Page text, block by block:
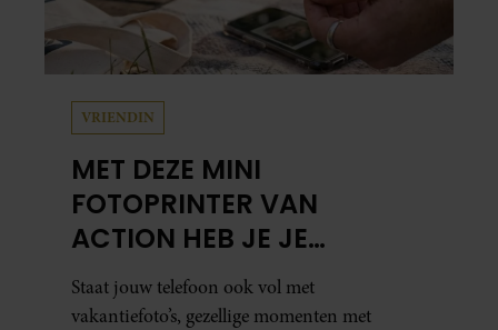
VRIENDIN
MET DEZE MINI
FOTOPRINTER VAN
ACTION HEB JE JE
FAVORIETE FOTO’S BINNEN
ÉÉN MINUUT IN HANDEN
Staat jouw telefoon ook vol met
vakantiefoto’s, gezellige momenten met